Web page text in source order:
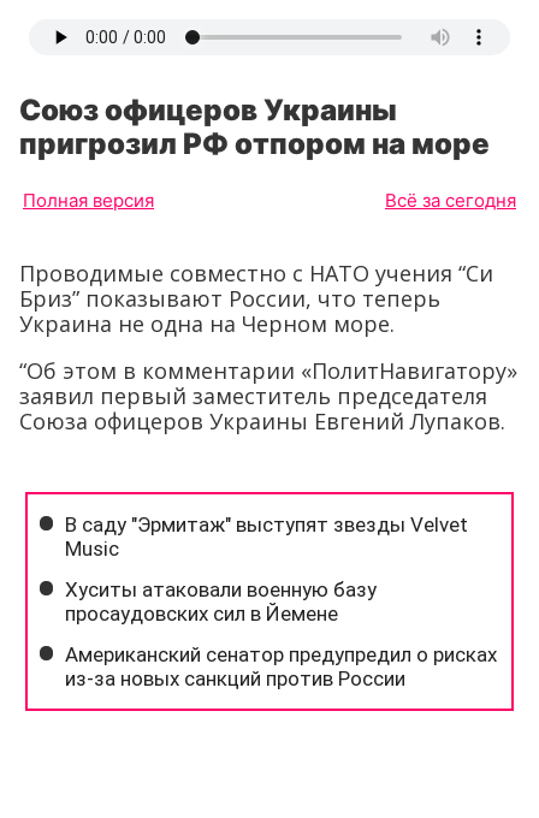
Союз офицеров Украины
пригрозил РФ отпором на море
Полная версия Всё за сегодня
Проводимые совместно с НАТО учения “Си
Бриз” показывают России, что теперь
Украина не одна на Черном море.
“Об этом в комментарии «ПолитНавигатору»
заявил первый заместитель председателя
Союза офицеров Украины Евгений Лупаков.